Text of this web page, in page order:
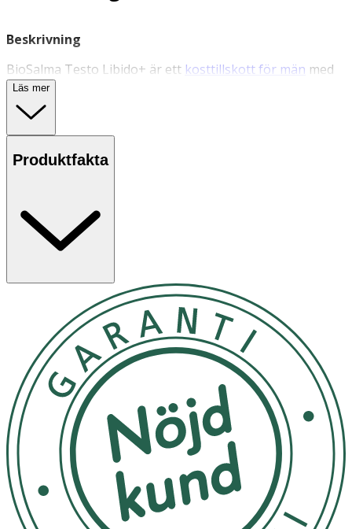
Beskrivning
BioSalma Testo Libido+ är ett kosttillskott för män med
en unik sammansättning av standardiserat
bockhornsklöverextrakt, extrakt från chebula, jamsrot,
tribulus och aminosyran L-arginin. Anpassad för män
över 40 år.
TestoLibido+ innehåller ämnen för mäns normala
fertilitet och reproduktion. Vitamin B6 och Magnesium
bidrar till normal energiomsättning, samt minskad
trötthet och utmattning.
Användning & Dosering
- Rekommenderat dagligt intag: 2–4 kapslar.
- Rekommenderad dos bör ej överskridas.
- Kosttillskott bör inte användas som alternativ till en
varierad kost.
- Förvaras i rumstemperatur med locket påskruvat och
utom räckhåll för små barn.
- Förpackningen har UV-skydd, undvik dock förvaring i
direkt solljus.
Läs mer
Produktfakta